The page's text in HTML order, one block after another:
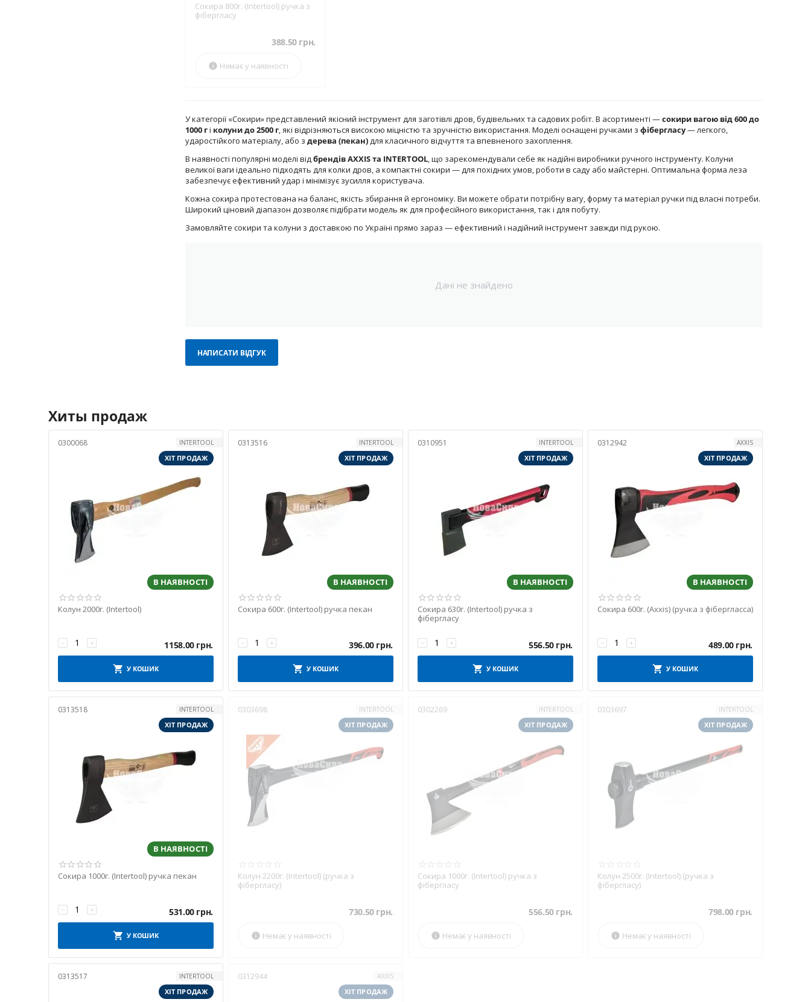
Сокира 800г. (Intertool) ручка з
фібергласу
388.50 грн.
Немає у наявності

У категорії «Сокири» представлений якісний інструмент для заготівлі дров, будівельних та садових робіт. В асортименті —сокири вагою від 600 до
1000 гі колуни до 2500 г, які відрізняються високою міцністю та зручністю використання. Моделі оснащені ручками з фібергласу— легкого,
ударостійкого матеріалу, або з дерева (пекан)для класичного відчуття та впевненого захоплення.
В наявності популярні моделі відбрендів AXXIS та INTERTOOL, що зарекомендували себе як надійні виробники ручного інструменту. Колуни
великої ваги ідеально підходять для колки дров, а компактні сокири — для похідних умов, роботи в саду або майстерні. Оптимальна форма леза
забезпечує ефективний удар і мінімізує зусилля користувача.
Кожна сокира протестована на баланс, якість збирання й ергономіку. Ви можете обрати потрібну вагу, форму та матеріал ручки під власні потреби.
Широкий ціновий діапазон дозволяє підібрати модель як для професійного використання, так і для побуту.
Замовляйте сокири та колуни з доставкою по Україні прямо зараз — ефективний і надійний інструмент завжди під рукою.
Дані не знайдено
НАПИСАТИ ВІДГУК
Хиты продаж
0300068
INTERTOOL
ХІТ ПРОДАЖ
В НАЯВНОСТІ
Колун 2000г. (Intertool)
+
− 1158.00 грн.
У КОШИК
0313516
INTERTOOL
ХІТ ПРОДАЖ
В НАЯВНОСТІ
Сокира 600г. (Intertool) ручка пекан
+
− 396.00 грн.
У КОШИК
0310951
INTERTOOL
ХІТ ПРОДАЖ
В НАЯВНОСТІ
Сокира 630г. (Intertool) ручка з
фібергласу
+
− 556.50 грн.
У КОШИК
0312942
AXXIS
ХІТ ПРОДАЖ
В НАЯВНОСТІ
Сокира 600г. (Axxis) (ручка з фібергласса)
+
− 489.00 грн.
У КОШИК
0313518
INTERTOOL
ХІТ ПРОДАЖ
В НАЯВНОСТІ
Сокира 1000г. (Intertool) ручка пекан
+
− 531.00 грн.
У КОШИК
0303698
INTERTOOL
ХІТ ПРОДАЖ
Колун 2200г. (Intertool) (ручка з
фібергласу)
730.50 грн.
Немає у наявності

0302269
INTERTOOL
ХІТ ПРОДАЖ
Сокира 1000г. (Intertool) ручка з
фібергласу
556.50 грн.
Немає у наявності

0303697
INTERTOOL
ХІТ ПРОДАЖ
Колун 2500г. (Intertool) (ручка з
фібергласу)
798.00 грн.
Немає у наявності

0313517
INTERTOOL
ХІТ ПРОДАЖ
0312944
AXXIS
ХІТ ПРОДАЖ